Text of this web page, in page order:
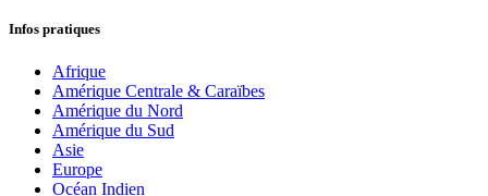
Infos pratiques
Afrique
Amérique Centrale & Caraïbes
Amérique du Nord
Amérique du Sud
Asie
Europe
Océan Indien